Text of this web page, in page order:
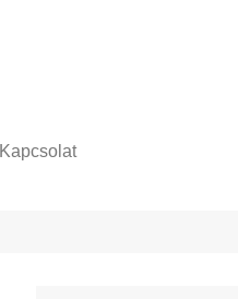
Kapcsolat